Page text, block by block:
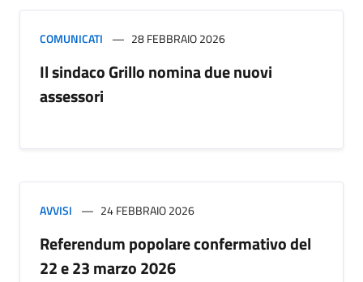
COMUNICATI 28 FEBBRAIO 2026
Il sindaco Grillo nomina due nuovi
assessori
AVVISI 24 FEBBRAIO 2026
Referendum popolare confermativo del
22 e 23 marzo 2026